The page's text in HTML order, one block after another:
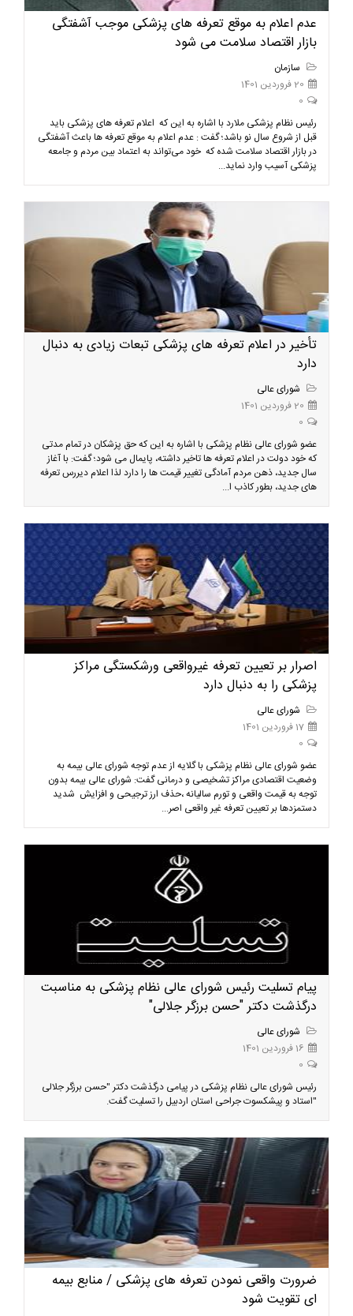
عدم اعلام به موقع تعرفه های پزشکی موجب آشفتگی
بازار اقتصاد سلامت می شود
سازمان
20 فروردین 1401
0
رئیس نظام پزشکی ملارد با اشاره به این که اعلام تعرفه های پزشکی باید
قبل از شروع سال نو باشد؛ گفت : عدم اعلام به موقع تعرفه ها باعث آشفتگی
در بازار اقتصاد سلامت شده که خود می‌تواند به اعتماد بین مردم و جامعه
پزشکی آسیب وارد نماید...
تأخیر در اعلام تعرفه های پزشکی تبعات زیادی به دنبال
دارد
شورای عالی
20 فروردین 1401
0
عضو شورای عالی نظام پزشکی با اشاره به این که حق پزشکان در تمام مدتی
که خود دولت در اعلام تعرفه ها تاخیر داشته، پایمال می شود؛ گفت: با آغاز
سال جدید، ذهن مردم آمادگی تغییر قیمت ها را دارد لذا اعلام دیررس تعرفه
های جدید، بطور کاذب ا...
اصرار بر تعیین تعرفه غیرواقعی ورشکستگی مراکز
پزشکی را به دنبال دارد
شورای عالی
17 فروردین 1401
0
عضو شورای عالی نظام پزشکی با گلایه از عدم توجه شورای عالی بیمه به
وضعیت اقتصادی مراکز تشخیصی و درمانی گفت: شورای عالی بیمه بدون
توجه به قیمت واقعی و تورم سالیانه ،حذف ارز ترجیحی و افزایش شدید
دستمزدها بر تعیین تعرفه غیر واقعی اصر...
پیام تسلیت رئیس شورای عالی نظام پزشکی به مناسبت
درگذشت دکتر "حسن برزگر جلالی"
شورای عالی
16 فروردین 1401
0
رئیس شورای عالی نظام پزشکی در پیامی درگذشت دکتر "حسن برزگر جلالی
"استاد و پیشکسوت جراحی استان اردبیل را تسلیت گفت.
ضرورت واقعی نمودن تعرفه های پزشکی / منابع بیمه
ای تقویت شود